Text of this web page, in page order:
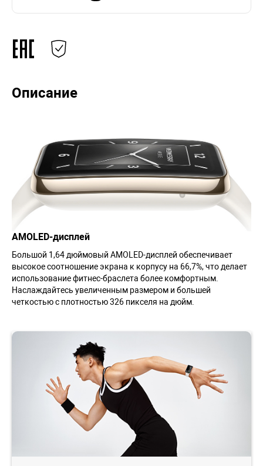
Описание
AMOLED-дисплей
Большой 1,64 дюймовый AMOLED-дисплей обеспечивает
высокое соотношение экрана к корпусу на 66,7%, что делает
использование фитнес-браслета более комфортным.
Наслаждайтесь увеличенным размером и большей
четкостью с плотностью 326 пикселя на дюйм.